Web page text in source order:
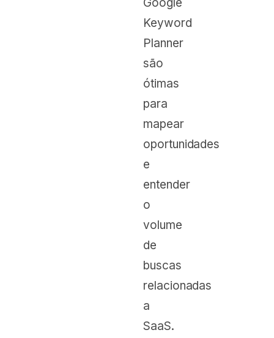
Keyword
Planner
são
ótimas
para
mapear
oportunidades
e
entender
o
volume
de
buscas
relacionadas
a
SaaS.